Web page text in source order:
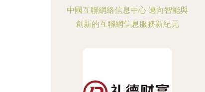
中國互聯網絡信息中心 邁向智能與
創新的互聯網信息服務新紀元